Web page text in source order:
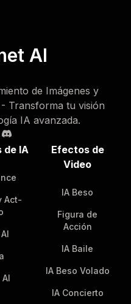
AI
de Imágenes y
Transforma tu visión
IA avanzada.
de IA
Act-
Efectos de
Video
IA Beso
Figura de
Acción
IA Baile
IA Beso Volado
IA Concierto